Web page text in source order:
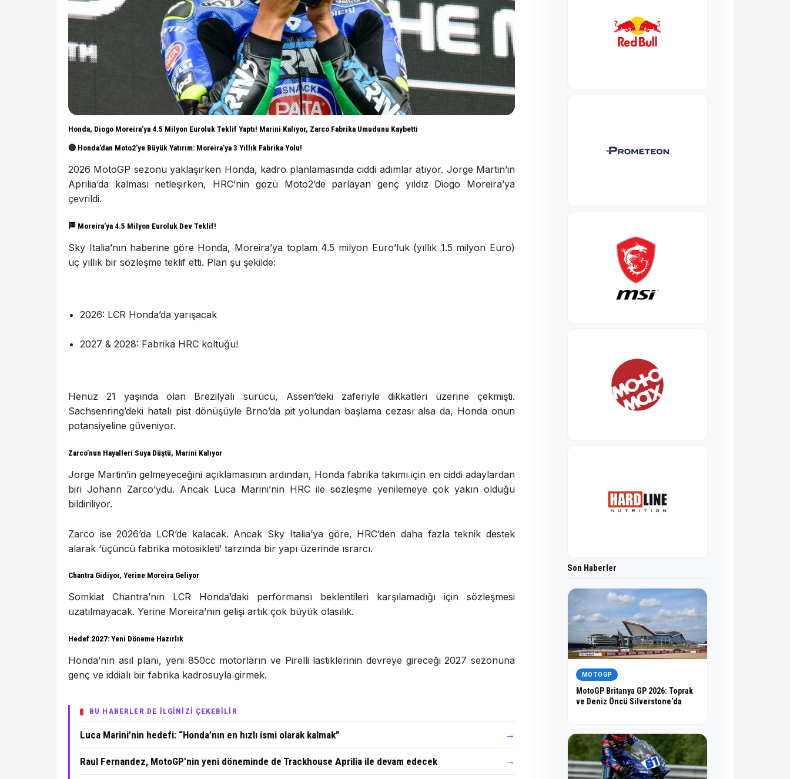
Honda, Diogo Moreira’ya 4.5 Milyon Euroluk Teklif Yaptı! Marini Kalıyor, Zarco Fabrika Umudunu Kaybetti
🔴 Honda’dan Moto2’ye Büyük Yatırım: Moreira’ya 3 Yıllık Fabrika Yolu!
2026 MotoGP sezonu yaklaşırken Honda, kadro planlamasında ciddi adımlar atıyor. Jorge Martin’in
Aprilia’da kalması netleşirken, HRC’nin gözü Moto2’de parlayan genç yıldız Diogo Moreira’ya
çevrildi.
🏁 Moreira’ya 4.5 Milyon Euroluk Dev Teklif!
Sky Italia’nın haberine göre Honda, Moreira’ya toplam 4.5 milyon Euro’luk (yıllık 1.5 milyon Euro)
üç yıllık bir sözleşme teklif etti. Plan şu şekilde:
2026: LCR Honda’da yarışacak
2027 & 2028: Fabrika HRC koltuğu!
Henüz 21 yaşında olan Brezilyalı sürücü, Assen’deki zaferiyle dikkatleri üzerine çekmişti.
Sachsenring’deki hatalı pist dönüşüyle Brno’da pit yolundan başlama cezası alsa da, Honda onun
potansiyeline güveniyor.
Zarco’nun Hayalleri Suya Düştü, Marini Kalıyor
Jorge Martin’in gelmeyeceğini açıklamasının ardından, Honda fabrika takımı için en ciddi adaylardan
biri Johann Zarco’ydu. Ancak Luca Marini’nin HRC ile sözleşme yenilemeye çok yakın olduğu
bildiriliyor.
Zarco ise 2026’da LCR’de kalacak. Ancak Sky Italia’ya göre, HRC’den daha fazla teknik destek
alarak ‘üçüncü fabrika motosikleti’ tarzında bir yapı üzerinde ısrarcı.
Chantra Gidiyor, Yerine Moreira Geliyor
Somkiat Chantra’nın LCR Honda’daki performansı beklentileri karşılamadığı için sözleşmesi
uzatılmayacak. Yerine Moreira’nın gelişi artık çok büyük olasılık.
Hedef 2027: Yeni Döneme Hazırlık
Honda’nın asıl planı, yeni 850cc motorların ve Pirelli lastiklerinin devreye gireceği 2027 sezonuna
genç ve iddialı bir fabrika kadrosuyla girmek.
BU HABERLER DE İLGİNİZİ ÇEKEBİLİR
Luca Marini’nin hedefi: “Honda’nın en hızlı ismi olarak kalmak” →
Raul Fernandez, MotoGP’nin yeni döneminde de Trackhouse Aprilia ile devam edecek →
Son Haberler
MOTOGP
MotoGP Britanya GP 2026: Toprak
ve Deniz Öncü Silverstone’da